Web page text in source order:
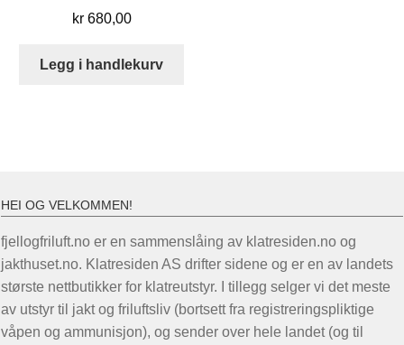
kr680,00
Legg i handlekurv
HEI OG VELKOMMEN!
fjellogfriluft.no er en sammenslåing av klatresiden.no og
jakthuset.no. Klatresiden AS drifter sidene og er en av landets
største nettbutikker for klatreutstyr. I tillegg selger vi det meste
av utstyr til jakt og friluftsliv (bortsett fra registreringspliktige
våpen og ammunisjon), og sender over hele landet (og til